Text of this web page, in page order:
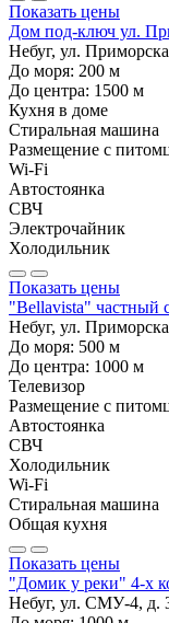
Показать цены
Дом под-ключ ул.
Небуг, ул.
До моря: 200 м
До центра: 1500 м
Кухня в доме
Стиральная машина
Размещение с
Wi-Fi
Автостоянка
СВЧ
Электрочайник
Холодильник
Показать цены
"Bellavista" частный
Небуг, ул.
До моря: 500 м
До центра: 1000 м
Телевизор
Размещение с
Автостоянка
СВЧ
Холодильник
Wi-Fi
Стиральная машина
Общая кухня
Показать цены
"Домик у реки" 4-х
Небуг, ул. СМУ-4, д.